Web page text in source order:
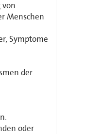
von
Menschen
Symptome
der
oder